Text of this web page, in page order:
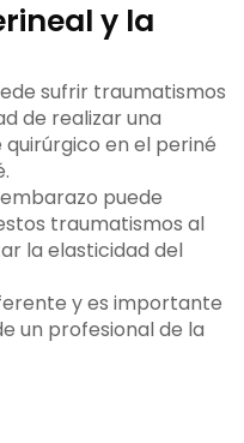
y la
sufrir traumatismos
de realizar una
quirúrgico en el periné
puede
traumatismos al
la elasticidad del
y es importante
un profesional de la